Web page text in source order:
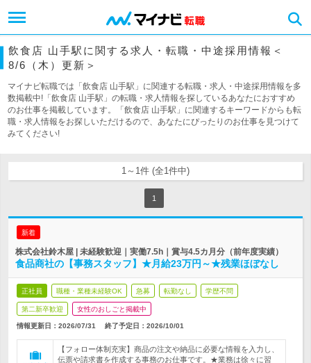
飲食店 山手駅に関する求人・転職・中途採用情報＜
8/6（木）更新＞
マイナビ転職では「飲食店 山手駅」に関連する転職・求人・中途採用情報を多
数掲載中!「飲食店 山手駅」の転職・求人情報を探しているあなたにおすすめ
のお仕事を掲載しています。「飲食店 山手駅」に関連するキーワードからも転
職・求人情報をお探しいただけるので、あなたにぴったりのお仕事を見つけて
みてください!
1～1件 (全1件中)
1
新着
株式会社鈴木屋 | 未経験歓迎｜実働7.5h｜賞与4.5カ月分（前年度実績）
食品商社の【事務スタッフ】★月給23万円～★残業ほぼなし
正社員 職種・業種未経験OK 急募 転勤なし 学歴不問
第二新卒歓迎 女性のおしごと掲載中
情報更新日：2026/07/31 終了予定日： 2026/10/01
【フォロー体制充実】商品の注文や納品に必要な情報を入力し、
伝票や請求書を作成する事務のお仕事です。★業務は徐々に習